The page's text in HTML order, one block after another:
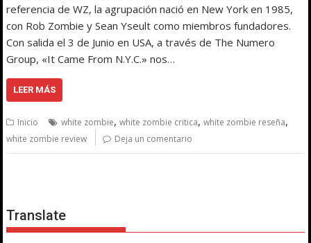
referencia de WZ, la agrupación nació en New York en 1985,
con Rob Zombie y Sean Yseult como miembros fundadores.
Con salida el 3 de Junio en USA, a través de The Numero
Group, «It Came From N.Y.C.» nos…
LEER MÁS
Inicio white zombie,white zombie critica,white zombie reseña,
white zombie review Deja un comentario
Translate